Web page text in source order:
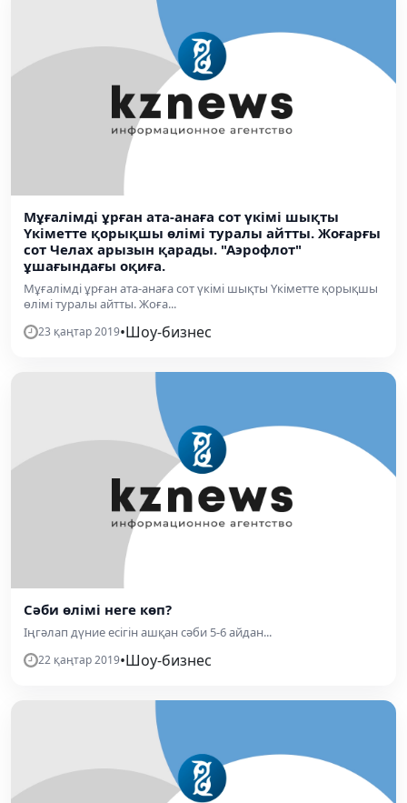
Мұғалімді ұрған ата-анаға сот үкімі шықты
Үкіметте қорықшы өлімі туралы айтты. Жоғарғы
сот Челах арызын қарады. "Аэрофлот"
ұшағындағы оқиға.
Мұғалімді ұрған ата-анаға сот үкімі шықты Үкіметте қорықшы
өлімі туралы айтты. Жоға...
23 қаңтар 2019•Шоу-бизнес
Сәби өлімі неге көп?
Іңгәлап дүние есігін ашқан сәби 5-6 айдан...
22 қаңтар 2019•Шоу-бизнес